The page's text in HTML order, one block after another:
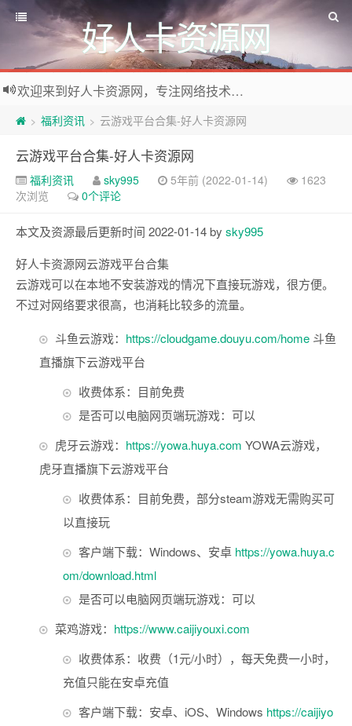
好人卡资源网
欢迎来到好人卡资源网，专注网络技术资源收集，我们不仅是网络资源的搬运工，也生产原创资源。寻找资源请留言或关注公众号:烈日下的男人
> 福利资讯 > 云游戏平台合集-好人卡资源网
云游戏平台合集-好人卡资源网
福利资讯 sky995 5年前 (2022-01-14)
1623
次浏览
0个评论
本文及资源最后更新时间 2022-01-14 by sky995
好人卡资源网云游戏平台合集
云游戏可以在本地不安装游戏的情况下直接玩游戏，很方便。
不过对网络要求很高，也消耗比较多的流量。
斗鱼云游戏： https://cloudgame.douyu.com/home 斗鱼
直播旗下云游戏平台
收费体系：目前免费
是否可以电脑网页端玩游戏：可以
虎牙云游戏： https://yowa.huya.com YOWA云游戏，
虎牙直播旗下云游戏平台
收费体系：目前免费，部分steam游戏无需购买可
以直接玩
客户端下载：Windows、安卓 https://yowa.huya.c
om/download.html
是否可以电脑网页端玩游戏：可以
菜鸡游戏： https://www.caijiyouxi.com
收费体系：收费（1元/小时），每天免费一小时，
充值只能在安卓充值
客户端下载：安卓、iOS、Windows https://caijiyo